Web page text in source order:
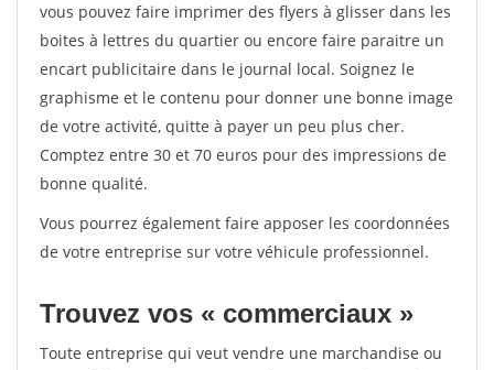
vous pouvez faire imprimer des flyers à glisser dans les
boites à lettres du quartier ou encore faire paraitre un
encart publicitaire dans le journal local. Soignez le
graphisme et le contenu pour donner une bonne image
de votre activité, quitte à payer un peu plus cher.
Comptez entre 30 et 70 euros pour des impressions de
bonne qualité.
Vous pourrez également faire apposer les coordonnées
de votre entreprise sur votre véhicule professionnel.
Trouvez vos « commerciaux »
Toute entreprise qui veut vendre une marchandise ou